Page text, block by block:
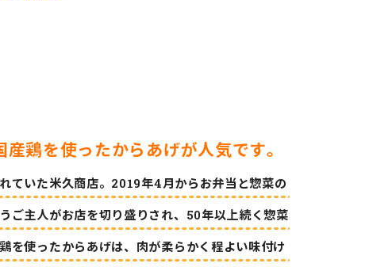
鶏を使ったからあげが人気です。
ていた米久商店。2019年4月からお弁当と惣菜の
ご主人がお店を切り盛りされ、50年以上続く惣菜
を使ったからあげは、肉が柔らかく程よい味付け